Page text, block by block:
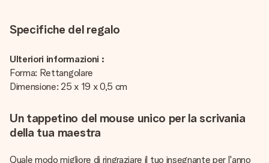
Specifiche del regalo
Ulteriori informazioni :
Forma: Rettangolare
Dimensione: 25 x 19 x 0,5 cm
Un tappetino del mouse unico per la scrivania
della tua maestra
Quale modo migliore di ringraziare il tuo insegnante per l'anno